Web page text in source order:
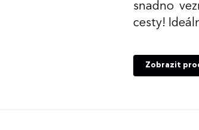
snadno
cesty!
Zobrazit